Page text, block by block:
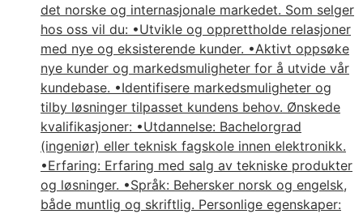
det norske og internasjonale markedet. Som selger
hos oss vil du: •Utvikle og opprettholde relasjoner
med nye og eksisterende kunder. •Aktivt oppsøke
nye kunder og markedsmuligheter for å utvide vår
kundebase. •Identifisere markedsmuligheter og
tilby løsninger tilpasset kundens behov. Ønskede
kvalifikasjoner: •Utdannelse: Bachelorgrad
(ingeniør) eller teknisk fagskole innen elektronikk.
•Erfaring: Erfaring med salg av tekniske produkter
og løsninger. •Språk: Behersker norsk og engelsk,
både muntlig og skriftlig. Personlige egenskaper: